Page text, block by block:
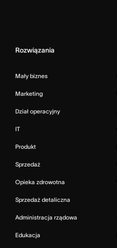
Rozwiązania
Mały biznes
Marketing
Dział operacyjny
IT
Produkt
Sprzedaż
Opieka zdrowotna
Sprzedaż detaliczna
Administracja rządowa
Edukacja